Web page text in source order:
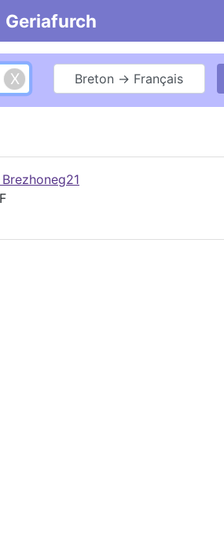
Geriafurch
Breton → Français